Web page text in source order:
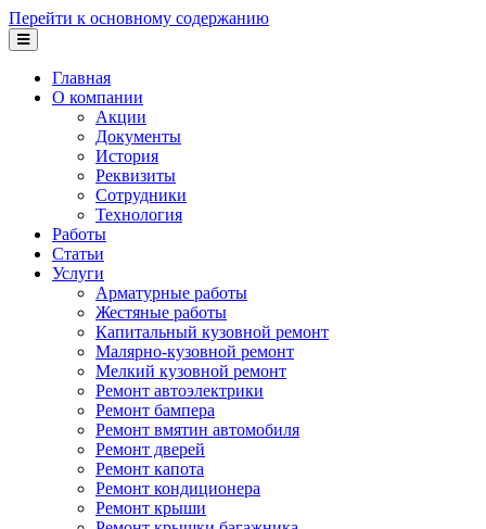
Перейти к основному содержанию
Главная
О компании
Акции
Документы
История
Реквизиты
Сотрудники
Технология
Работы
Статьи
Услуги
Арматурные работы
Жестяные работы
Капитальный кузовной ремонт
Малярно-кузовной ремонт
Мелкий кузовной ремонт
Ремонт автоэлектрики
Ремонт бампера
Ремонт вмятин автомобиля
Ремонт дверей
Ремонт капота
Ремонт кондиционера
Ремонт крыши